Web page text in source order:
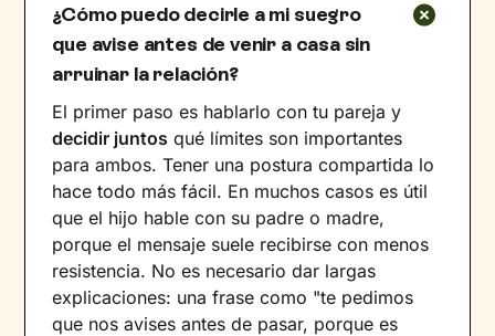
¿Cómo puedo decirle a mi suegro
que avise antes de venir a casa sin
arruinar la relación?
El primer paso es hablarlo con tu pareja y
decidir juntos qué límites son importantes
para ambos. Tener una postura compartida lo
hace todo más fácil. En muchos casos es útil
que el hijo hable con su padre o madre,
porque el mensaje suele recibirse con menos
resistencia. No es necesario dar largas
explicaciones: una frase como "te pedimos
que nos avises antes de pasar, porque es